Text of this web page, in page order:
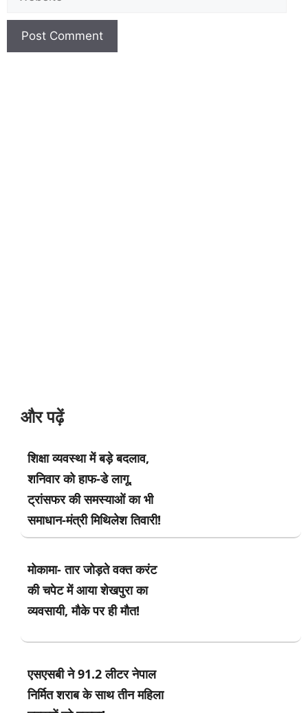
और पढ़ें
शिक्षा व्यवस्था में बड़े बदलाव,
शनिवार को हाफ-डे लागू,
ट्रांसफर की समस्याओं का भी
समाधान-मंत्री मिथिलेश तिवारी!
मोकामा- तार जोड़ते वक्त करंट
की चपेट में आया शेखपुरा का
व्यवसायी, मौके पर ही मौत!
एसएसबी ने 91.2 लीटर नेपाल
निर्मित शराब के साथ तीन महिला